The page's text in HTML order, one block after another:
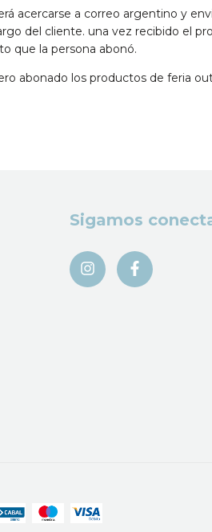
acercarse a correo argentino y
del cliente. una vez recibido el
que la persona abonó.
abonado los productos de feria
Sigamos